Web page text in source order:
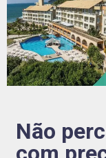
Não